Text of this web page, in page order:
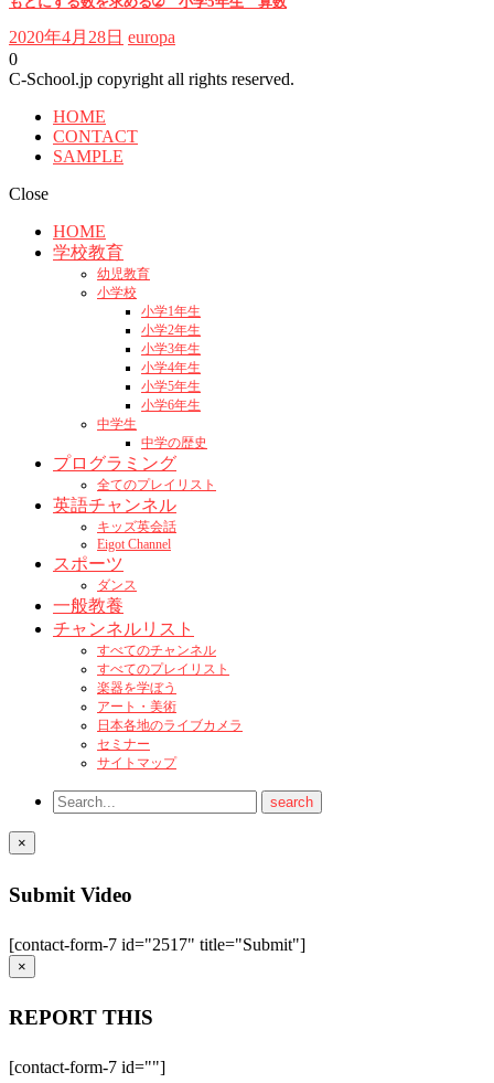
2020年4月28日 europa
0
C-School.jp copyright all rights reserved.
HOME
CONTACT
SAMPLE
Close
HOME
学校教育
幼児教育
小学校
小学1年生
小学2年生
小学3年生
小学4年生
小学5年生
小学6年生
中学生
中学の歴史
プログラミング
全てのプレイリスト
英語チャンネル
キッズ英会話
Eigot Channel
スポーツ
ダンス
一般教養
チャンネルリスト
すべてのチャンネル
すべてのプレイリスト
楽器を学ぼう
アート・美術
日本各地のライブカメラ
セミナー
サイトマップ
×
Submit Video
[contact-form-7 id="2517" title="Submit"]
×
REPORT THIS
[contact-form-7 id=""]